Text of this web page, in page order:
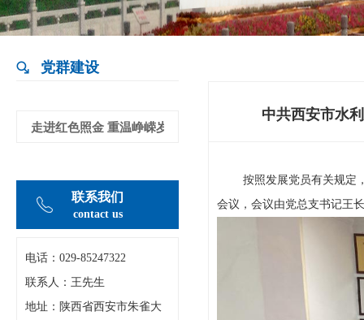
党群建设
走进红色照金 重温峥嵘岁月
联系我们
contact us
电话：029-85247322
联系人：王先生
地址：陕西省西安市朱雀大
中共西安市水
按照发展党员有关规定
会议，会议由党总支书记王